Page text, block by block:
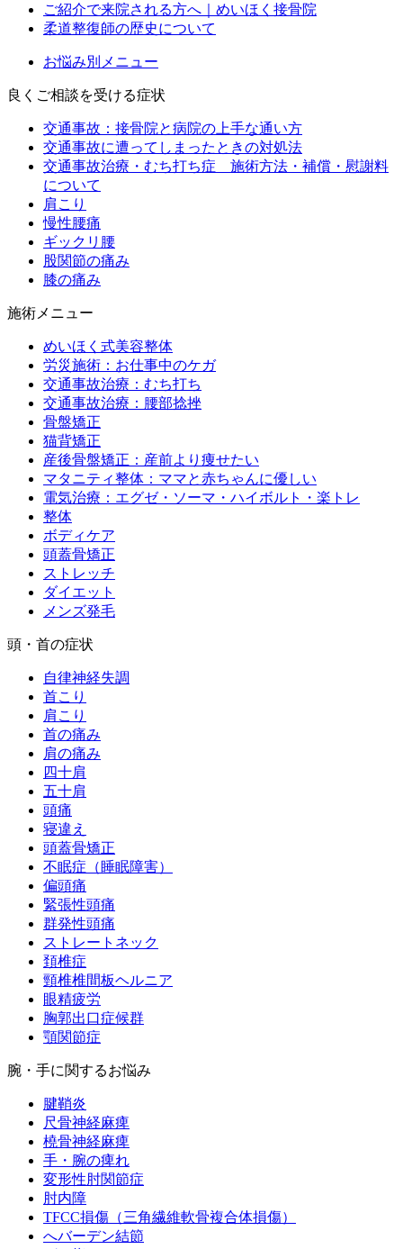
ご紹介で来院される方へ｜めいほく接骨院
柔道整復師の歴史について
お悩み別メニュー
良くご相談を受ける症状
交通事故：接骨院と病院の上手な通い方
交通事故に遭ってしまったときの対処法
交通事故治療・むち打ち症 施術方法・補償・慰謝料
について
肩こり
慢性腰痛
ギックリ腰
股関節の痛み
膝の痛み
施術メニュー
めいほく式美容整体
労災施術：お仕事中のケガ
交通事故治療：むち打ち
交通事故治療：腰部捻挫
骨盤矯正
猫背矯正
産後骨盤矯正：産前より痩せたい
マタニティ整体：ママと赤ちゃんに優しい
電気治療：エグゼ・ソーマ・ハイボルト・楽トレ
整体
ボディケア
頭蓋骨矯正
ストレッチ
ダイエット
メンズ発毛
頭・首の症状
自律神経失調
首こり
肩こり
首の痛み
肩の痛み
四十肩
五十肩
頭痛
寝違え
頭蓋骨矯正
不眠症（睡眠障害）
偏頭痛
緊張性頭痛
群発性頭痛
ストレートネック
頚椎症
頸椎椎間板ヘルニア
眼精疲労
胸郭出口症候群
顎関節症
腕・手に関するお悩み
腱鞘炎
尺骨神経麻痺
橈骨神経麻痺
手・腕の痺れ
変形性肘関節症
肘内障
TFCC損傷（三角繊維軟骨複合体損傷）
へバーデン結節